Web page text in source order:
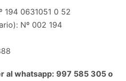
194 0631051 0 52
Nº 002 194
al whatsapp: 997 585 305 o